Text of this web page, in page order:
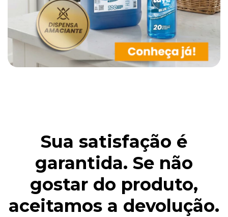
Sua satisfação é
garantida. Se não
gostar do produto,
aceitamos a devolução.